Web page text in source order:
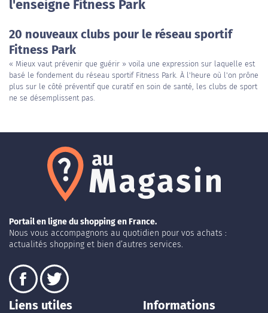
l'enseigne Fitness Park
20 nouveaux clubs pour le réseau sportif
Fitness Park
« Mieux vaut prévenir que guérir » voila une expression sur laquelle est
basé le fondement du réseau sportif Fitness Park. À l'heure où l'on prône
plus sur le côté préventif que curatif en soin de santé, les clubs de sport
ne se désemplissent pas.
Portail en ligne du shopping en France.
Nous vous accompagnons au quotidien pour vos achats :
actualités shopping et bien d’autres services.
Liens utiles Informations